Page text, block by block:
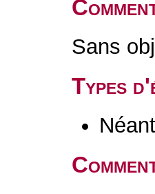
Sans
Types
Néant